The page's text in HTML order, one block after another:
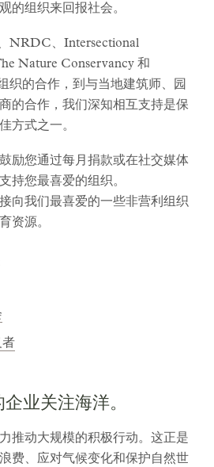
的组织来回报社会。
NRDC、Intersectional
Nature Conservancy 和
织的合作，到与当地建筑师、园
的合作，我们深知相互支持是保
方式之一。
励您通过每月捐款或在社交媒体
持您最喜爱的组织。
向我们最喜爱的一些非营利组织
资源。
者
业关注海洋。
推动大规模的积极行动。这正是
费、应对气候变化和保护自然世